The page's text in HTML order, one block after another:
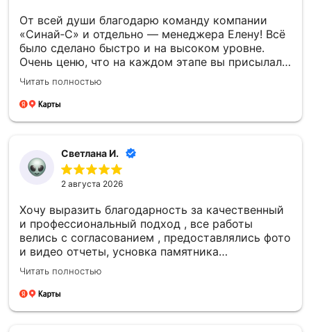
От всей души благодарю команду компании
«Синай‑С» и отдельно — менеджера Елену! Всё
было сделано быстро и на высоком уровне.
Очень ценю, что на каждом этапе вы присылали
фото- и видеоотчёты — это давало уверенность
и спокойствие. Отдельно спасибо за то, что
успели установить памятник к памятной
«Синай‑С» за чуткость, профессионализм и
проделанную работу! 🙏
Читать полностью
Светлана И.
2 августа 2026
Хочу выразить благодарность за качественный
и профессиональный подход , все работы
велись с согласованием , предоставлялись фото
и видео отчеты, усновка памятника
качественная , большое спасибо компании
Читать полностью